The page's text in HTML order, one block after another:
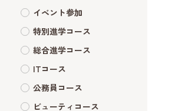
イベント参加
特別進学コース
総合進学コース
ITコース
公務員コース
ビューティコース